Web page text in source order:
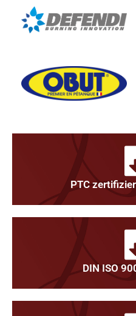
PTC
DIN ISO